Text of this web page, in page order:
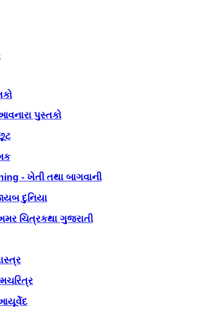
પુસ્તકો
- ખેતી તથા બાગવાની
દુનિયા
ચિત્રકથા ગુજરાતી